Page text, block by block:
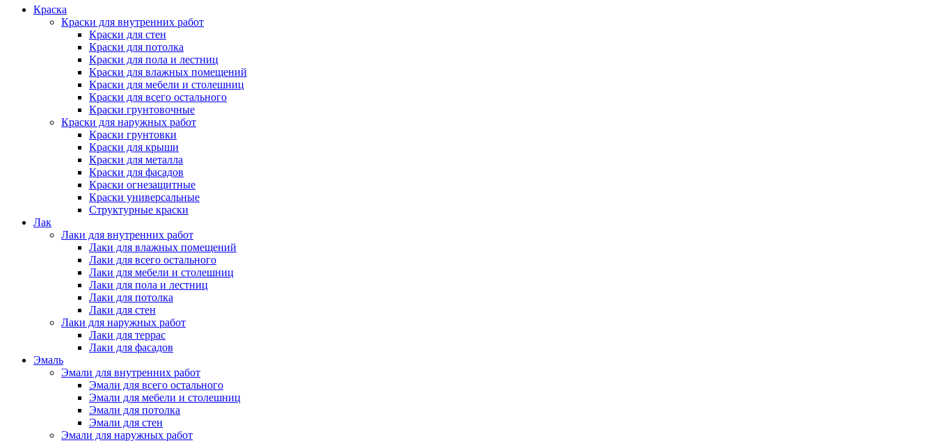
Краска
Краски для внутренних работ
Краски для стен
Краски для потолка
Краски для пола и лестниц
Краски для влажных помещений
Краски для мебели и столешниц
Краски для всего остального
Краски грунтовочные
Краски для наружных работ
Краски грунтовки
Краски для крыши
Краски для металла
Краски для фасадов
Краски огнезащитные
Краски универсальные
Структурные краски
Лак
Лаки для внутренних работ
Лаки для влажных помещений
Лаки для всего остального
Лаки для мебели и столешниц
Лаки для пола и лестниц
Лаки для потолка
Лаки для стен
Лаки для наружных работ
Лаки для террас
Лаки для фасадов
Эмаль
Эмали для внутренних работ
Эмали для всего остального
Эмали для мебели и столешниц
Эмали для потолка
Эмали для стен
Эмали для наружных работ